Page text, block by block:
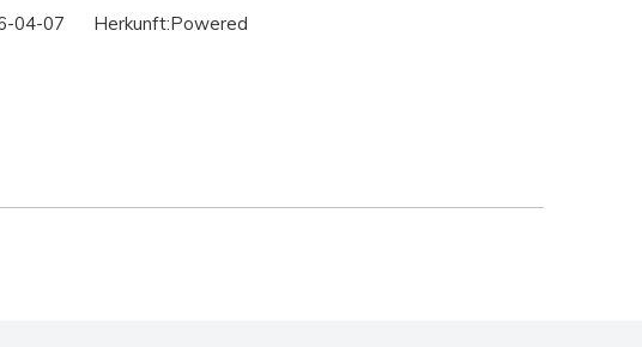
04-07 Herkunft:Powered